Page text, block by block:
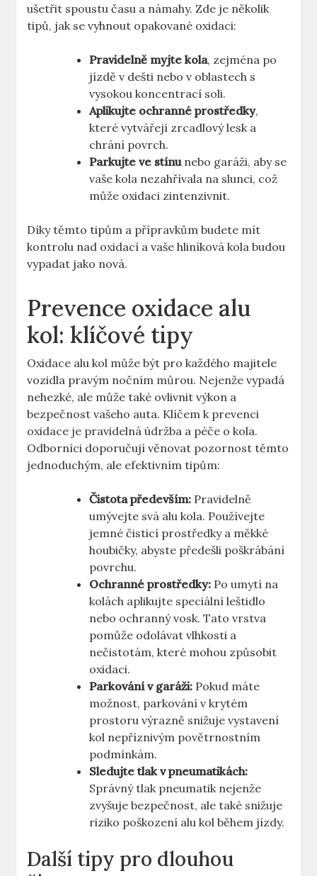
ušetřit spoustu času a námahy. Zde je několik
tipů, jak se vyhnout opakované oxidaci:
Pravidelně myjte kola, zejména po
jízdě v dešti nebo v oblastech s
vysokou koncentrací soli.
Aplikujte ochranné prostředky,
které vytvářejí zrcadlový lesk a
chrání povrch.
Parkujte ve stínunebo garáži, aby se
vaše kola nezahřívala na slunci, což
může oxidaci zintenzivnit.
Díky těmto tipům a přípravkům budete mít
kontrolu nad oxidací a vaše hliníková kola budou
vypadat jako nová.
Prevence oxidace alu
kol: klíčové tipy
Oxidace alu kol může být pro každého majitele
vozidla pravým nočním můrou. Nejenže vypadá
nehezké, ale může také ovlivnit výkon a
bezpečnost vašeho auta. Klíčem k prevenci
oxidace je pravidelná údržba a péče o kola.
Odborníci doporučují věnovat pozornost těmto
jednoduchým, ale efektivním tipům:
Čistota především: Pravidelně
umývejte svá alu kola. Používejte
jemné čisticí prostředky a měkké
houbičky, abyste předešli poškrábání
povrchu.
Ochranné prostředky: Po umytí na
kolách aplikujte speciální leštidlo
nebo ochranný vosk. Tato vrstva
pomůže odolávat vlhkosti a
nečistotám, které mohou způsobit
oxidaci.
Parkování v garáži: Pokud máte
možnost, parkování v krytém
prostoru výrazně snižuje vystavení
kol nepříznivým povětrnostním
podmínkám.
Sledujte tlak v pneumatikách:
Správný tlak pneumatik nejenže
zvyšuje bezpečnost, ale také snižuje
riziko poškození alu kol během jízdy.
Další tipy pro dlouhou